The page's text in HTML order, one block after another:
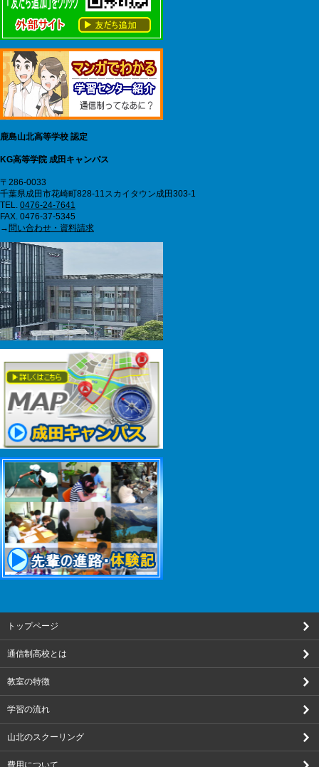
鹿島山北高等学校 認定
KG高等学院 成田キャンパス
〒286-0033
千葉県成田市花崎町828-11スカイタウン成田303-1
TEL. 0476-24-7641
FAX. 0476-37-5345
→問い合わせ・資料請求
トップページ
通信制高校とは
教室の特徴
学習の流れ
山北のスクーリング
費用について